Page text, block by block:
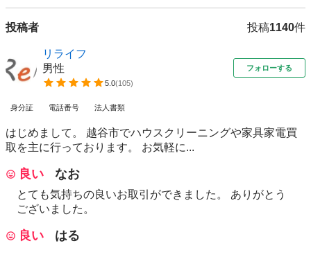
投稿者 投稿1140件
リライフ
男性
5.0(105)
フォローする
身分証 電話番号 法人書類
はじめまして。 越谷市でハウスクリーニングや家具家電買
取を主に行っております。 お気軽に...
良い なお
とても気持ちの良いお取引ができました。 ありがとう
ございました。
良い はる